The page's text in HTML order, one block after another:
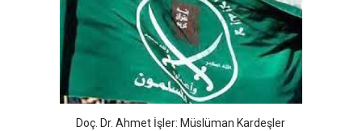
Doç. Dr. Ahmet İşler: Müslüman Kardeşler